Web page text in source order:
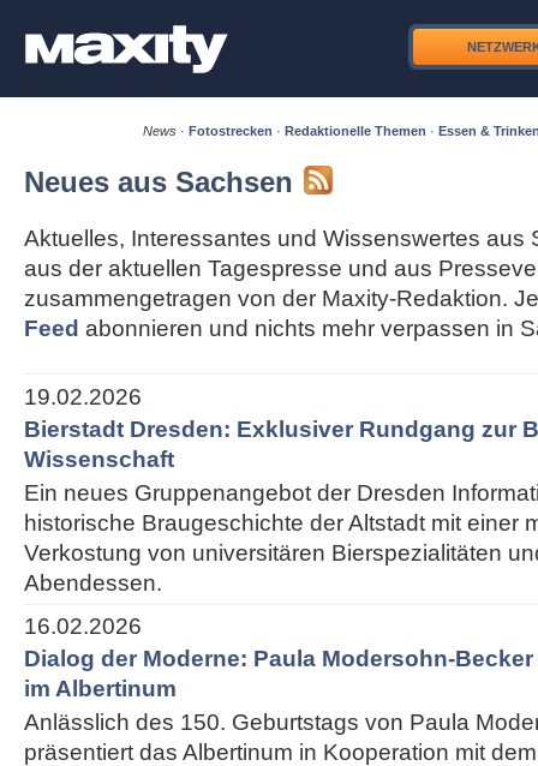
News· Fotostrecken · Redaktionelle Themen · Essen &
Neues aus Sachsen
Aktuelles, Interessantes und Wissenswertes aus
aus der aktuellen Tagespresse und aus
zusammengetragen von der Maxity-Redaktion.
Feed abonnieren und nichts mehr verpassen in
19.02.2026
Bierstadt Dresden: Exklusiver Rundgang zur
Wissenschaft
Ein neues Gruppenangebot der Dresden
historische Braugeschichte der Altstadt mit einer
Verkostung von universitären Bierspezialitäten
Abendessen.
16.02.2026
Dialog der Moderne: Paula Modersohn-
im Albertinum
Anlässlich des 150. Geburtstags von Paula
präsentiert das Albertinum in Kooperation mit